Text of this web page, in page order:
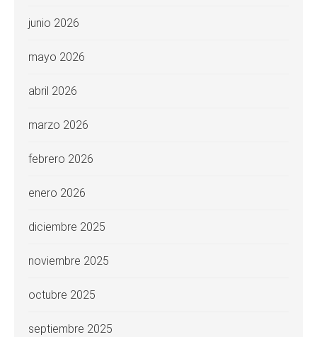
junio 2026
mayo 2026
abril 2026
marzo 2026
febrero 2026
enero 2026
diciembre 2025
noviembre 2025
octubre 2025
septiembre 2025